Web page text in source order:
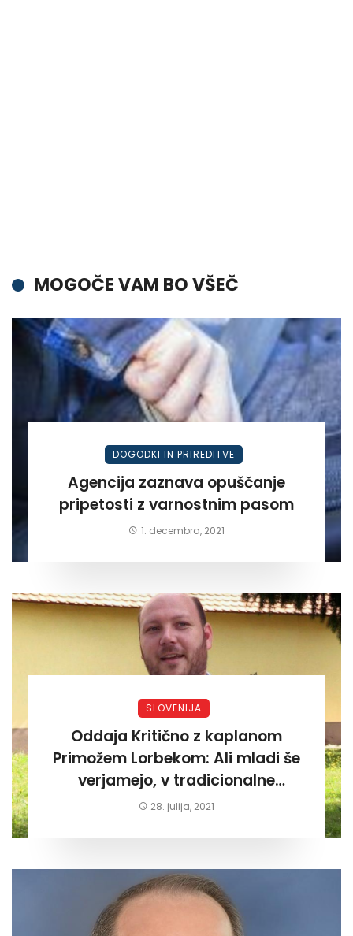
MOGOČE VAM BO VŠEČ
DOGODKI IN PRIREDITVE
Agencija zaznava opuščanje
pripetosti z varnostnim pasom
1. decembra, 2021
SLOVENIJA
Oddaja Kritično z kaplanom
Primožem Lorbekom: Ali mladi še
verjamejo, v tradicionalne
vrednote katoličanstva ?
28. julija, 2021